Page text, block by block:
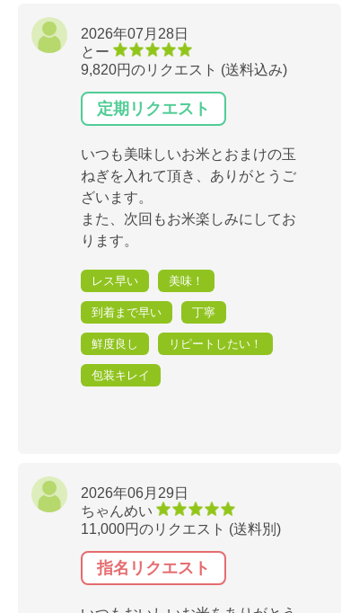
2026年07月28日
とー
9,820円のリクエスト (送料込み)
定期リクエスト
いつも美味しいお米とおまけの玉
ねぎを入れて頂き、ありがとうご
ざいます。
また、次回もお米楽しみにしてお
ります。
レス早い 美味！
到着まで早い 丁寧
鮮度良し リピートしたい！
包装キレイ
2026年06月29日
ちゃんめい
11,000円のリクエスト (送料別)
指名リクエスト